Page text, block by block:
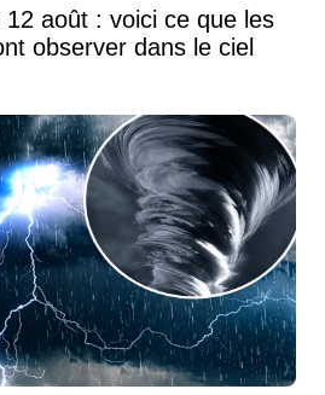
12 août : voici ce que les
observer dans le ciel